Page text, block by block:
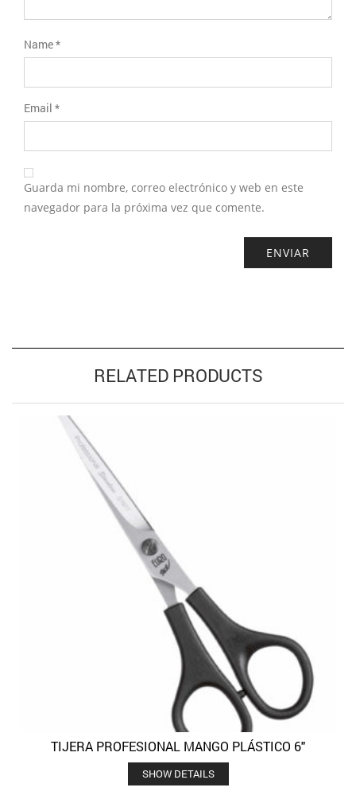
Name*
Email *
Guarda mi nombre, correo electrónico y web en este
navegador para la próxima vez que comente.
RELATED PRODUCTS
TIJERA PROFESIONAL MANGO PLÁSTICO 6″
SHOW DETAILS